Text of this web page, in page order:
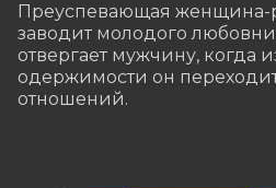
Преуспевающая женщина-
заводит молодого
отвергает мужчину, когда
одержимости он
отношений.